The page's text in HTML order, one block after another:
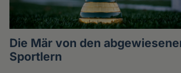
Die Mär von den
Sportlern